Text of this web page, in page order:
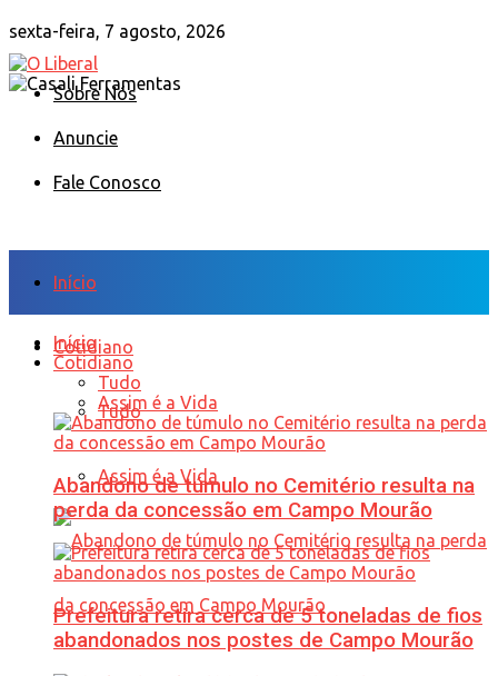
sexta-feira, 7 agosto, 2026
Sobre Nós
Anuncie
Fale Conosco
Início
Cotidiano
Tudo
Assim é a Vida
Início
Cotidiano
Tudo
Assim é a Vida
Abandono de túmulo no Cemitério resulta na
perda da concessão em Campo Mourão
Prefeitura retira cerca de 5 toneladas de fios
abandonados nos postes de Campo Mourão